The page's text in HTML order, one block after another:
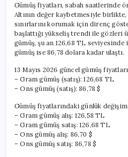
Gümüş fiyatları, sabah saatlerinde
Altının değer kaybetmesiyle
sınırlarını korumak için direnç
başlattığı yükseliş trendi ile gözleri
gümüş, şu an 126,68 TL
gümüş ise 86,78 dolara kadar ulaştı.
13 Mayıs 2026 güncel gümüş
– Gram gümüş (satış): 126,68 TL
– Ons gümüş (satış): 86,78 $
Gümüş fiyatlarındaki günlük
– Gram gümüş alış: 126,58 TL
– Gram gümüş satış: 126,68 TL
– Ons gümüş alış: 86,70 $
– Ons gümüş satış: 86,78 $